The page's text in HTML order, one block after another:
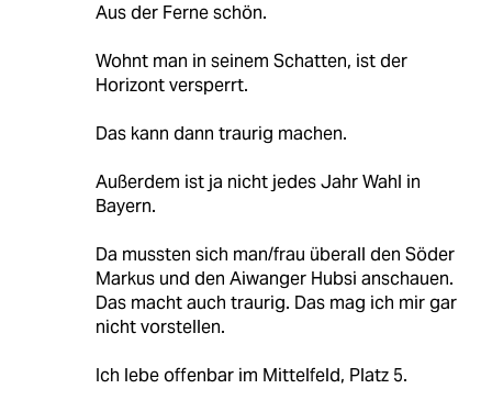
Aus der Ferne schön.
Wohnt man in seinem Schatten, ist der
Horizont versperrt.
Das kann dann traurig machen.
Außerdem ist ja nicht jedes Jahr Wahl in
Bayern.
Da mussten sich man/frau überall den Söder
Markus und den Aiwanger Hubsi anschauen.
Das macht auch traurig. Das mag ich mir gar
nicht vorstellen.
Ich lebe offenbar im Mittelfeld, Platz 5.